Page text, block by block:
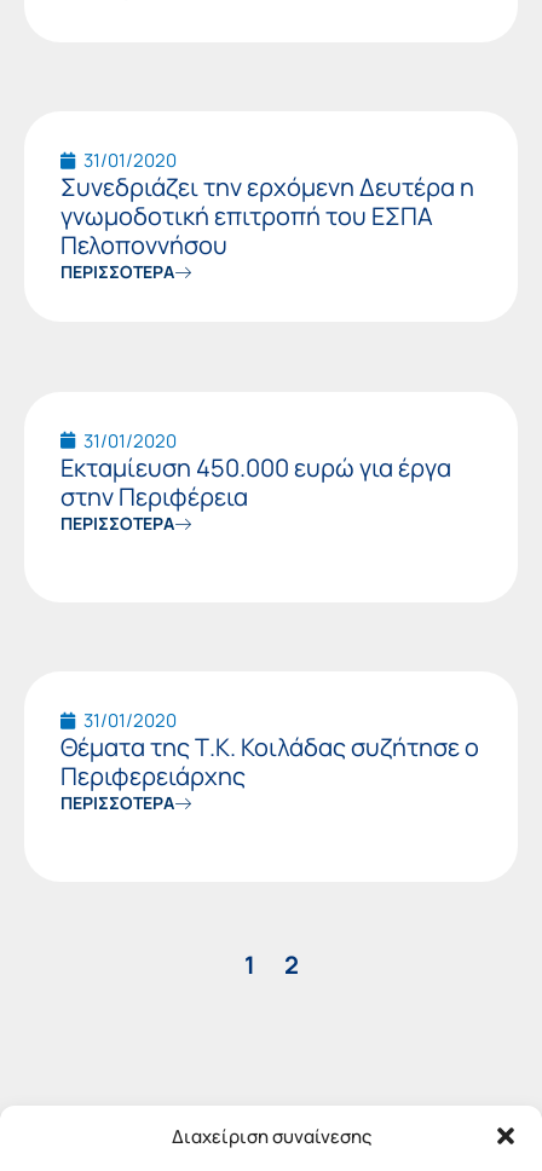
Διαχείριση συναίνεσης
31/01/2020
Συνεδριάζει την ερχόμενη Δευτέρα η
γνωμοδοτική επιτροπή του ΕΣΠΑ
Πελοποννήσου
ΠΕΡΙΣΣΟΤΕΡΑ
31/01/2020
Εκταμίευση 450.000 ευρώ για έργα
στην Περιφέρεια
ΠΕΡΙΣΣΟΤΕΡΑ
31/01/2020
Θέματα της Τ.Κ. Κοιλάδας συζήτησε ο
Περιφερειάρχης
ΠΕΡΙΣΣΟΤΕΡΑ
1 2